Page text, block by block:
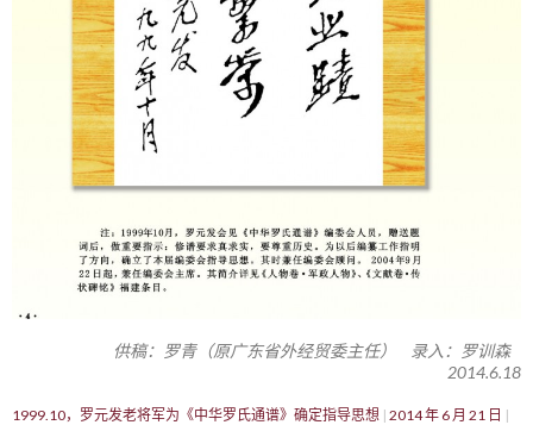
供稿：罗青（原广东省外经贸委主任） 录入：罗训森
2014.6.18
1999.10，罗元发老将军为《中华罗氏通谱》确定指导思想 2014 年 6 月 21 日